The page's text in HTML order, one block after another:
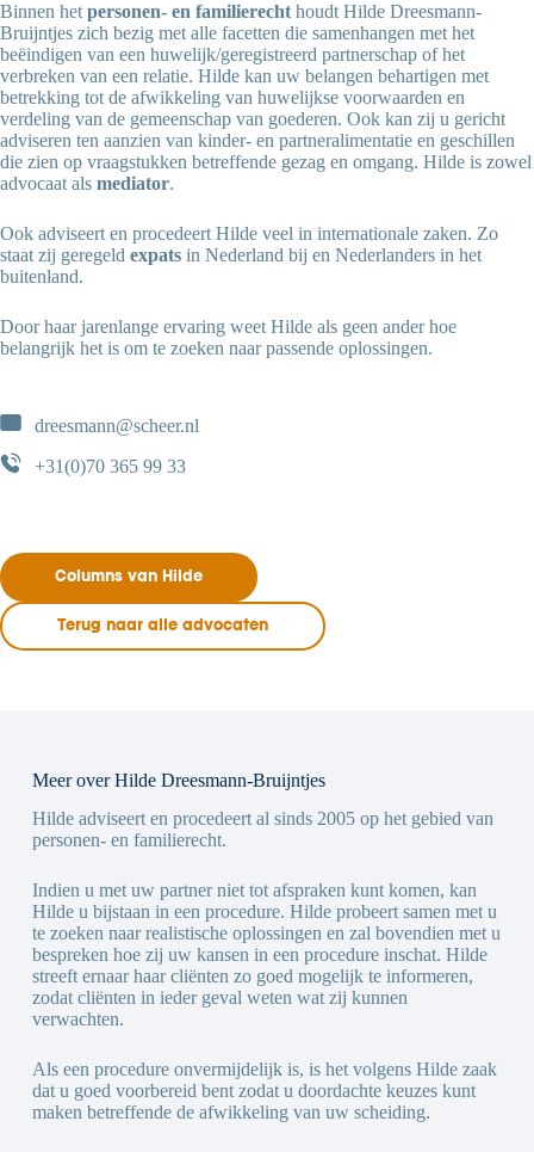
Binnen het personen- en familierecht houdt Hilde Dreesmann-
Bruijntjes zich bezig met alle facetten die samenhangen met het
beëindigen van een huwelijk/geregistreerd partnerschap of het
verbreken van een relatie. Hilde kan uw belangen behartigen met
betrekking tot de afwikkeling van huwelijkse voorwaarden en
verdeling van de gemeenschap van goederen. Ook kan zij u gericht
adviseren ten aanzien van kinder- en partneralimentatie en geschillen
die zien op vraagstukken betreffende gezag en omgang. Hilde is zowel
advocaat als mediator.
Ook adviseert en procedeert Hilde veel in internationale zaken. Zo
staat zij geregeld expats in Nederland bij en Nederlanders in het
buitenland.
Door haar jarenlange ervaring weet Hilde als geen ander hoe
belangrijk het is om te zoeken naar passende oplossingen.
dreesmann@scheer.nl
+31(0)70 365 99 33
Columns van Hilde
Terug naar alle advocaten
Meer over Hilde Dreesmann-Bruijntjes
Hilde adviseert en procedeert al sinds 2005 op het gebied van
personen- en familierecht.
Indien u met uw partner niet tot afspraken kunt komen, kan
Hilde u bijstaan in een procedure. Hilde probeert samen met u
te zoeken naar realistische oplossingen en zal bovendien met u
bespreken hoe zij uw kansen in een procedure inschat. Hilde
streeft ernaar haar cliënten zo goed mogelijk te informeren,
zodat cliënten in ieder geval weten wat zij kunnen
verwachten.
Als een procedure onvermijdelijk is, is het volgens Hilde zaak
dat u goed voorbereid bent zodat u doordachte keuzes kunt
maken betreffende de afwikkeling van uw scheiding.